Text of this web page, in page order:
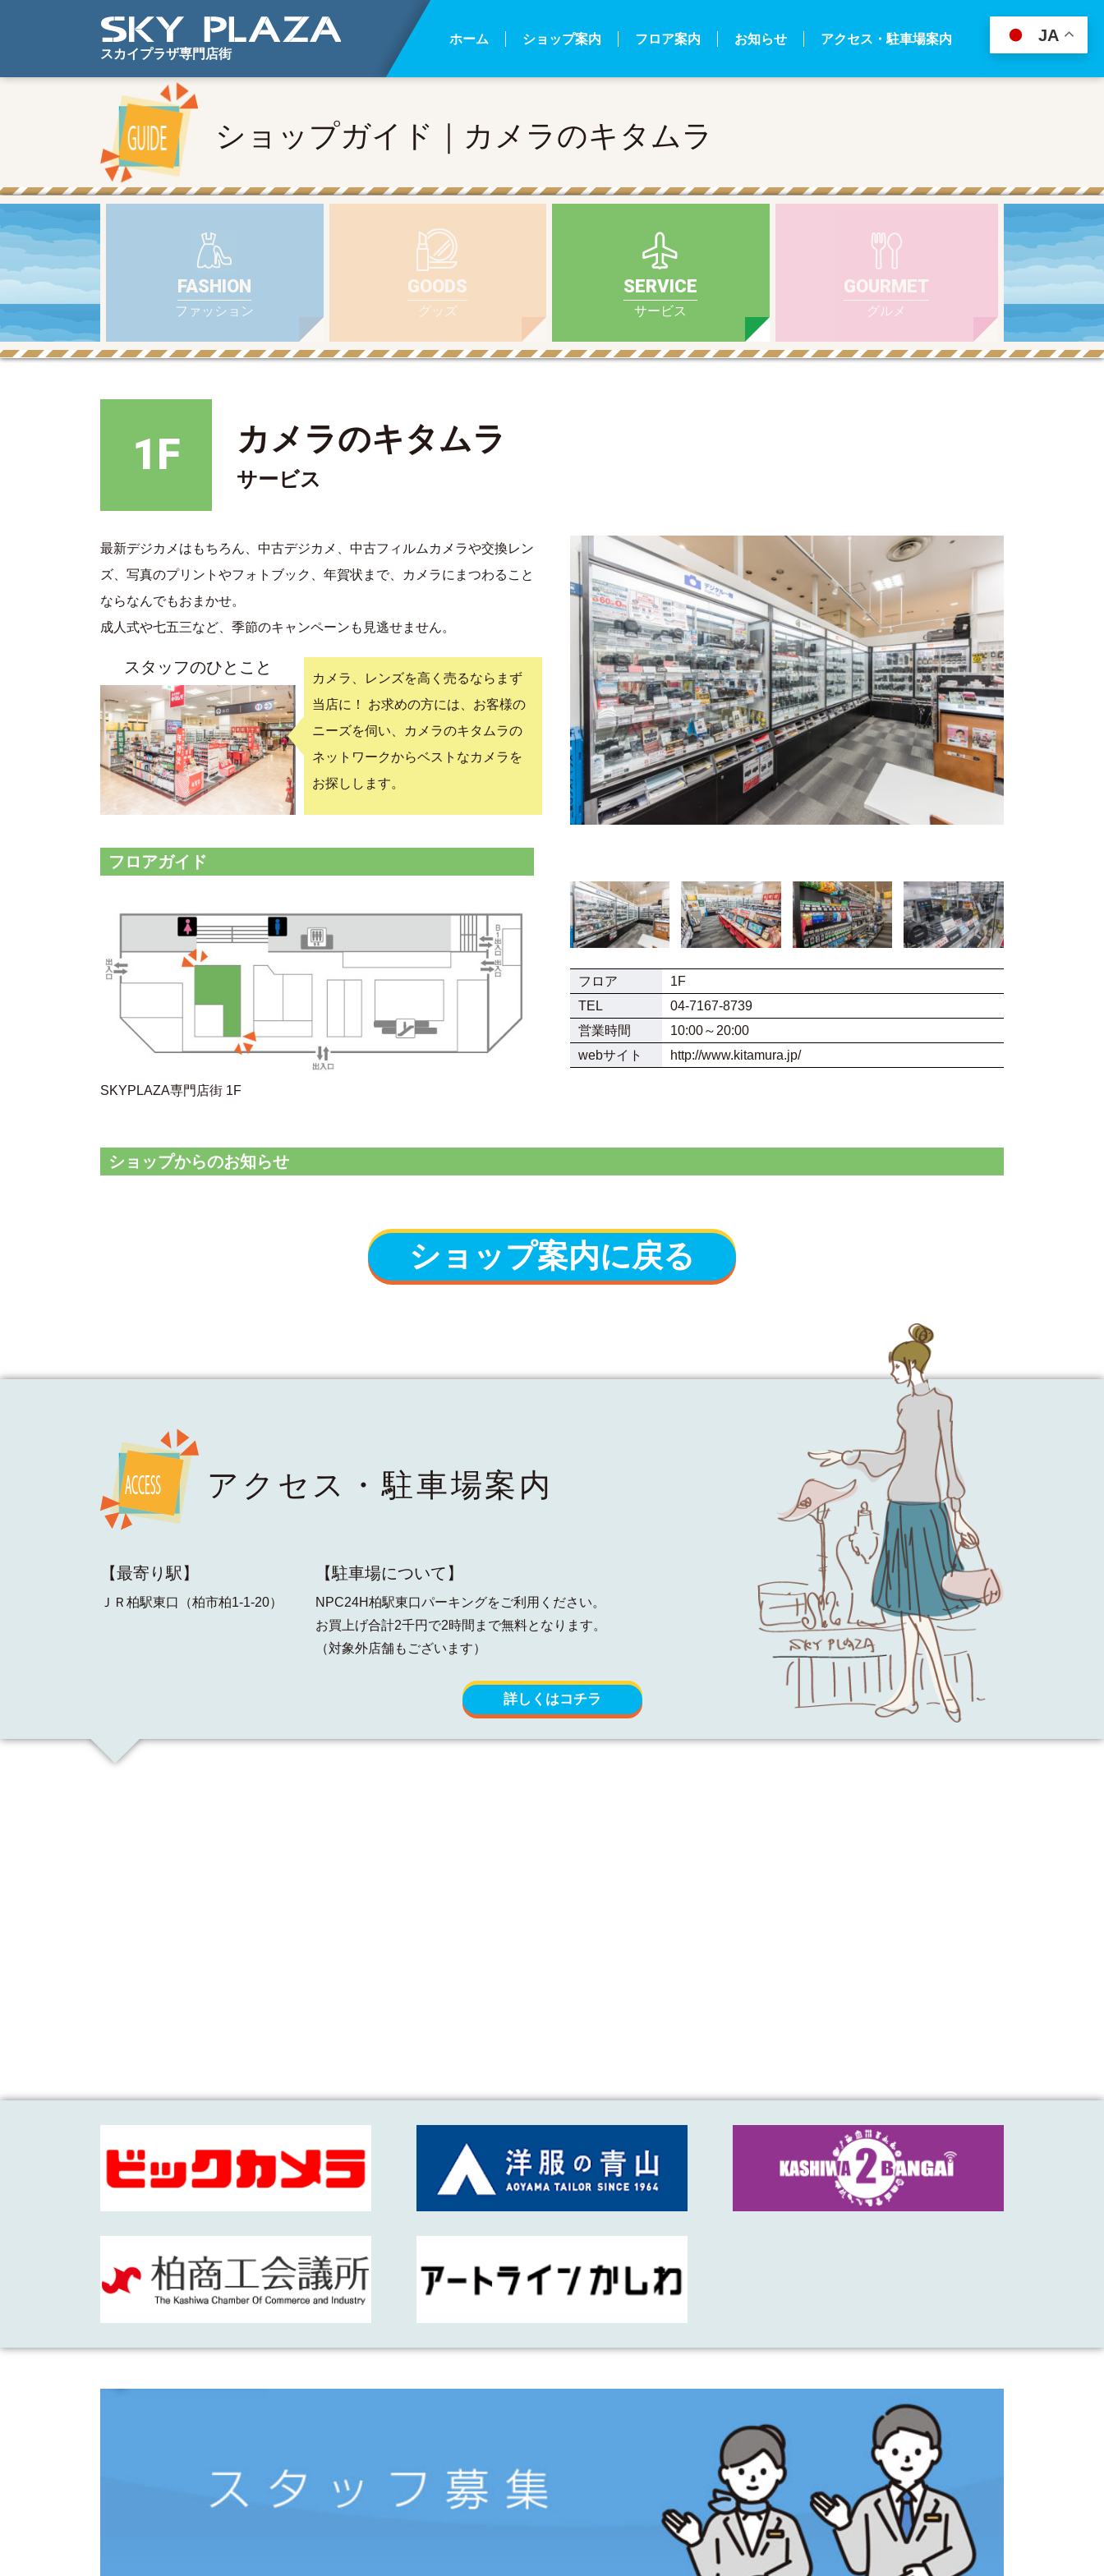
スカイプラザ専門店街
ホーム ショップ案内 フロア案内 お知らせ アクセス・駐車場案内
ショップガイド｜カメラのキタムラ
FASHION
ファッション
GOODS
グッズ
SERVICE
サービス
GOURMET
グルメ
1F カメラのキタムラ
サービス
最新デジカメはもちろん、中古デジカメ、中古フィルムカメラや交換レン
ズ、写真のプリントやフォトブック、年賀状まで、カメラにまつわること
ならなんでもおまかせ。
成人式や七五三など、季節のキャンペーンも見逃せません。
スタッフのひとこと
カメラ、レンズを高く売るならまず
当店に！ お求めの方には、お客様の
ニーズを伺い、カメラのキタムラの
ネットワークからベストなカメラを
お探しします。
フロアガイド
SKYPLAZA専門店街 1F
フロア
1F
TEL
04-7167-8739
営業時間
10:00～20:00
webサイト
http://www.kitamura.jp/
ショップからのお知らせ
ショップ案内に戻る
アクセス・駐車場案内
【最寄り駅】
ＪＲ柏駅東口（柏市柏1-1-20）
【駐車場について】
NPC24H柏駅東口パーキングをご利用ください。
お買上げ合計2千円で2時間まで無料となります。
（対象外店舗もございます）
詳しくはコチラ
JA